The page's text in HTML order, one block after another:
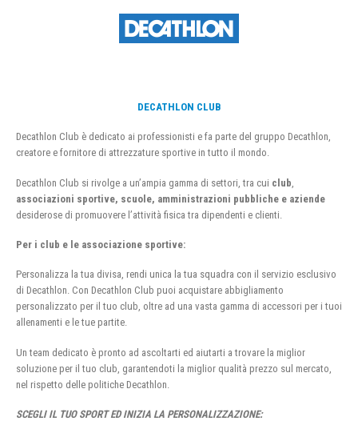
DECATHLON CLUB
Decathlon Club è dedicato ai professionisti e fa parte del gruppo Decathlon,
creatore e fornitore di attrezzature sportive in tutto il mondo.
Decathlon Club si rivolge a un’ampia gamma di settori, tra cui club
associazioni sportive, scuole, amministrazioni pubbliche e aziende
desiderose di promuovere l’attività fisica tra dipendenti e clienti.
Per i club e le associazione sportive:
Personalizza la tua divisa, rendi unica la tua squadra con il servizio esclusivo
di Decathlon. Con Decathlon Club puoi acquistare abbigliamento
personalizzato per il tuo club, oltre ad una vasta gamma di accessori per i tuoi
allenamenti e le tue partite.
Un team dedicato è pronto ad ascoltarti ed aiutarti a trovare la miglior
soluzione per il tuo club, garantendoti la miglior qualità prezzo sul mercato,
nel rispetto delle politiche Decathlon.
SCEGLI IL TUO SPORT ED INIZIA LA PERSONALIZZAZIONE: